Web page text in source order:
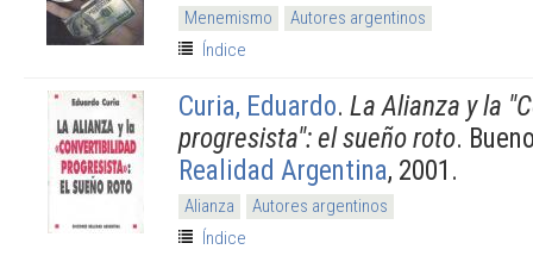
Menemismo
Autores argentinos
Índice
Curia, Eduardo. La Alianza y la
progresista": el sueño roto.
Realidad Argentina, 2001.
Alianza
Autores argentinos
Índice